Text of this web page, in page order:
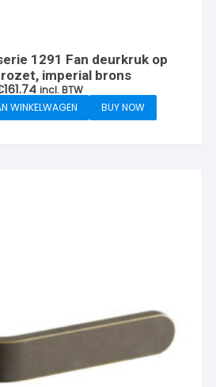
1291 Fan deurkruk op
imperial brons
161.74 incl. BTW
WINKELWAGEN
BUY NOW